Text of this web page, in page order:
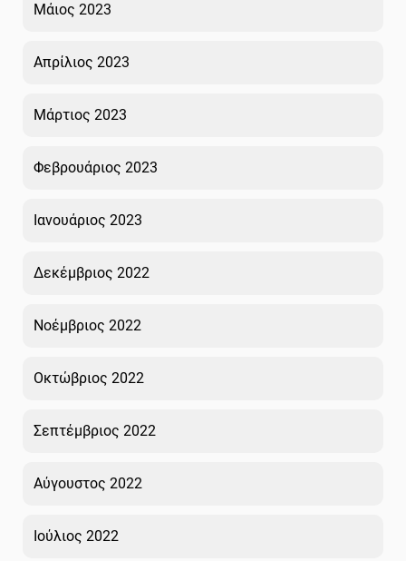
Μάιος 2023
Απρίλιος 2023
Μάρτιος 2023
Φεβρουάριος 2023
Ιανουάριος 2023
Δεκέμβριος 2022
Νοέμβριος 2022
Οκτώβριος 2022
Σεπτέμβριος 2022
Αύγουστος 2022
Ιούλιος 2022